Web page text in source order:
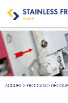
ACCUEIL>PRODUITS>